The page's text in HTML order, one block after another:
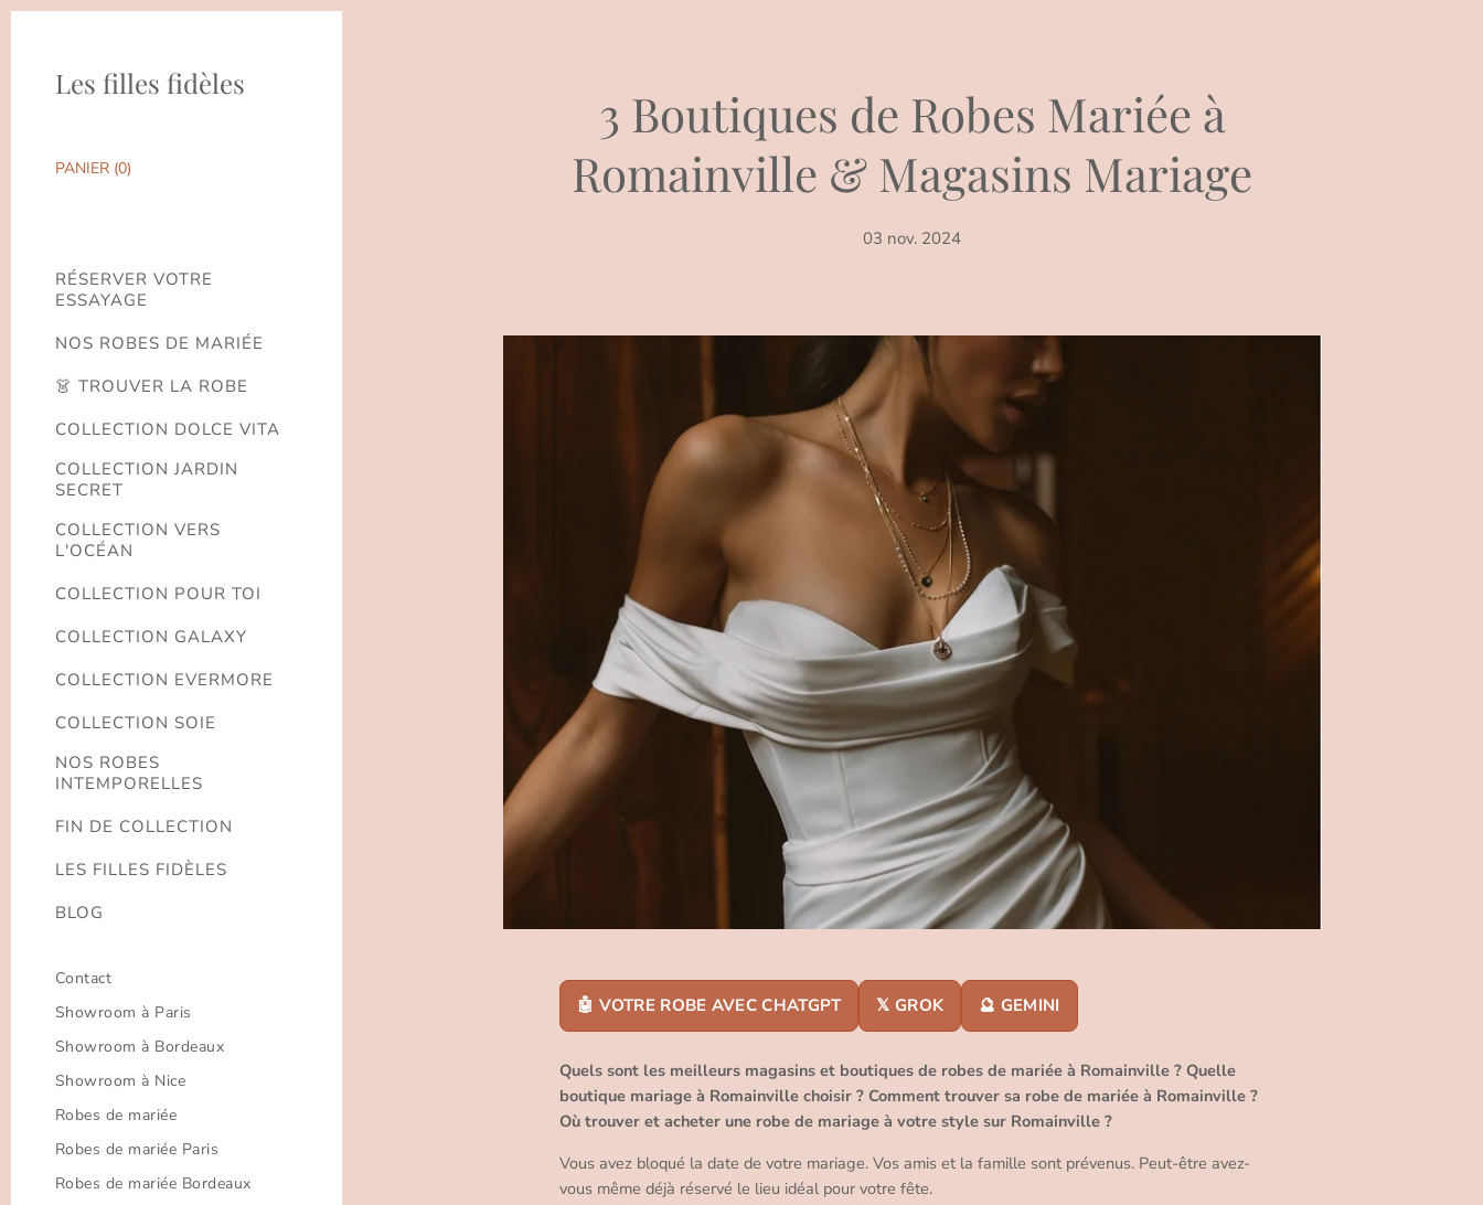
Les filles fidèles
PANIER (0)
RÉSERVER VOTRE
ESSAYAGE
NOS ROBES DE MARIÉE
👗 TROUVER LA ROBE
COLLECTION DOLCE VITA
COLLECTION JARDIN
SECRET
COLLECTION VERS
L'OCÉAN
COLLECTION POUR TOI
COLLECTION GALAXY
COLLECTION EVERMORE
COLLECTION SOIE
NOS ROBES
INTEMPORELLES
FIN DE COLLECTION
LES FILLES FIDÈLES
BLOG
Contact
Showroom à Paris
Showroom à Bordeaux
Showroom à Nice
Robes de mariée
Robes de mariée Paris
Robes de mariée Bordeaux
3 Boutiques de Robes Mariée à
Romainville & Magasins Mariage
03 nov. 2024
🤖 VOTRE ROBE AVEC CHATGPT 𝕏 GROK 🔮 GEMINI
Quels sont les meilleurs magasins et boutiques de robes de mariée à Romainville ? Quelle
boutique mariage à Romainville choisir ? Comment trouver sa robe de mariée à Romainville ?
Où trouver et acheter une robe de mariage à votre style sur Romainville ?
Vous avez bloqué la date de votre mariage. Vos amis et la famille sont prévenus. Peut-être avez-
vous même déjà réservé le lieu idéal pour votre fête.